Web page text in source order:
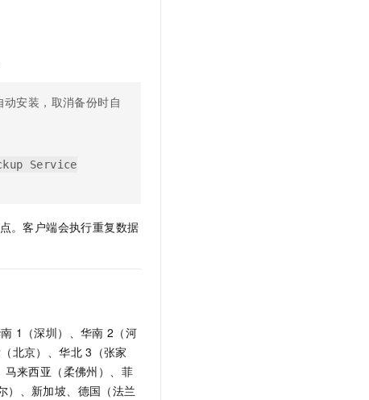
安装，取消备份时自
Service
。客户端会执行重复数据
1（深圳）、华南 2（河
北京）、华北 3（张家
来西亚（柔佛州）、菲
）、新加坡、德国（法兰